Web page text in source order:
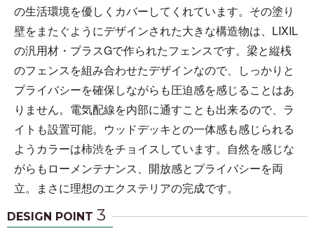
の生活環境を優しくカバーしてくれています。その塗り
壁をまたぐようにデザインされた大きな構造物は、LIXIL
の汎用材・プラスGで作られたフェンスです。梁と縦桟
のフェンスを組み合わせたデザインなので、しっかりと
プライバシーを確保しながらも圧迫感を感じることはあ
りません。電気配線を内部に通すことも出来るので、ラ
イトも設置可能。ウッドデッキとの一体感も感じられる
ようカラーは柿渋をチョイスしています。自然を感じな
がらもローメンテナンス、開放感とプライバシーを両
立。まさに理想のエクステリアの完成です。
DESIGN POINT 3